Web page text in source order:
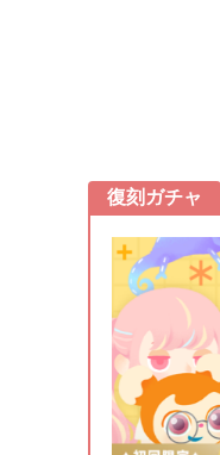
復刻ガチャ